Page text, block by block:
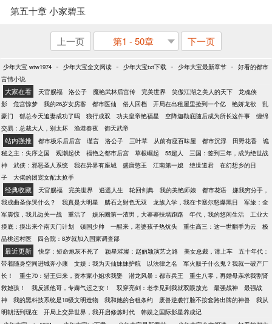
第五十章 小家碧玉
上一页 第1 - 50章 下一页
少年大宝 wtw1974 - 少年大宝全文阅读 - 少年大宝txt下载 - 少年大宝最新章节 - 好看的都市
言情小说
大家在看 天官赐福 洛公子 魔艳武林后宫传 完美世界 笑傲江湖之美人的天下
龙魂侠
影
危宫惊梦 我的26岁女房客 都市医仙 俗人回档 开局在出租屋里捡到一个亿 艳娇龙欲
乱
豪门
郁总今天追妻成功了吗 狼行成双 功夫皇帝艳福星 空降迦勒底随后成为所长这件事
缠绵
交易：总裁大人，别太坏
渔港春夜 御天武帝
站内强推 都市极乐后后宫 谨言 洛公子 三叶草 从前有座百味屋 都市沉浮 田野花香
诡
秘之主：失序之国
观潮起伏 福艳之都市后宫 草根崛起 55超人
三国：签到三年，成为绝世战
神
武侠：邪恶圣人系统 我在异界有座城 盛唐憨王 江南第一媳 绝世道君
在幻想乡的日
子
大佬的团宠女配太抢手
经典收藏 天官赐福 完美世界 逍遥人生 轮回剑典 我的美艳师娘 都市花语
嫌我穷分手，
我成曲圣你哭什么？
我真是大明星 赌石之财色无双 龙族入学，我在卡塞尔怒爆黑日
军旅：全
军震惊，我儿边关一战
重活了 娱乐圈第一渣男，大幂幂扶墙跑路 年代，我的悠闲生活
工业大
摸底：摸出来个南天门计划
镇国少帅 一醒来，老婆孩子热炕头 重生高三：这一世翻手为云
极
品桃运村医
四合院：8岁就加入国家调查部
最近更新 快穿：短命炮灰不死了 颖星璀璨：赵丽颖演艺之路 美女总裁，请上车
五十年代：
带着随身空间进城奔小康
文娱：我为天仙妹妹护航 以法律之名
军火贩子什么鬼？我就一破产厂
长！
重生70：猎王归来，资本家小姐求我娶 潜龙风暴：都市兵王
重生八零，再婚母亲求我割肾
救她孩！
我反派他哥，专薅气运之女！ 双穿亮剑：老李见到我就双眼放光 最强战神
最强战
神
我的黑科技系统是18级文明造物 我和她的合租条约 废兽逆袭打脸不按套路出牌的神兽
我从
明朝活到现在
开局上交异世界，我开启修炼时代
韩娱之国际影星养成记